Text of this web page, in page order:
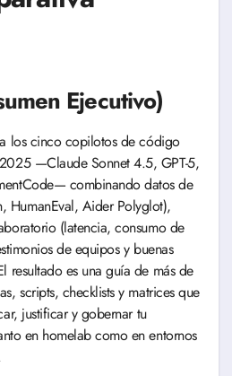
Ejecutivo)
—Claude Sonnet 4.5, GPT-5,
combinando datos de
HumanEval, Aider Polyglot),
(latencia, consumo de
de equipos y buenas
resultado es una guía de más de
scripts, checklists y matrices que
justificar y gobernar tu
en homelab como en entornos